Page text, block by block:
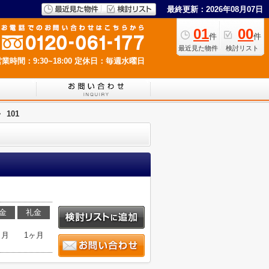
最終更新：2026年08月07日
01件
最近見た物件
00件
検討リスト
業時間：9:30~18:00 定休日：毎週水曜日
101
礼金
1ヶ月